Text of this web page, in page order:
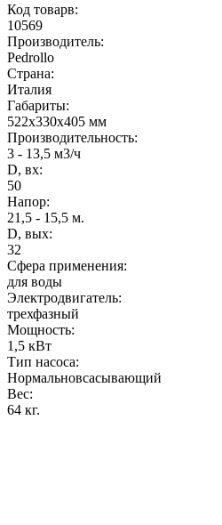
Код товарв:
10569
Производитель:
Pedrollo
Страна:
Италия
Габариты:
522x330x405 мм
Производительность:
3 - 13,5 м3/ч
D, вх:
50
Напор:
21,5 - 15,5 м.
D, вых:
32
Сфера применения:
для воды
Электродвигатель:
трехфазный
Мощность:
1,5 кВт
Тип насоса:
Нормальновсасывающий
Вес:
64 кг.